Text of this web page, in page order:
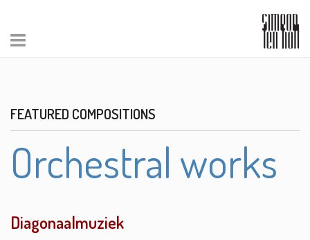
FEATURED COMPOSITIONS
Orchestral works
Diagonaalmuziek